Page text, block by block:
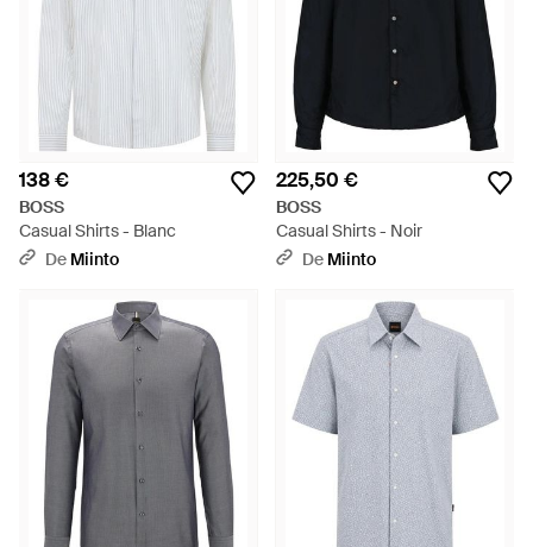
138 €
BOSS
Casual Shirts - Blanc
De Miinto
225,50 €
BOSS
Casual Shirts - Noir
De Miinto